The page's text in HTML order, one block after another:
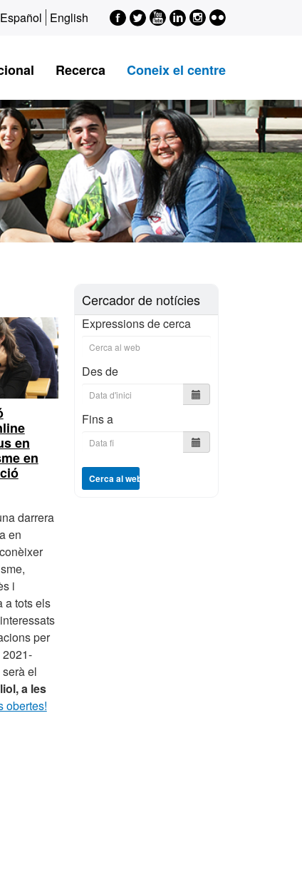
Español English Facebook
Twitter
Youtube
LinkedIn
Instagram
Flickr
Recerca Coneix el centre
Cercador de notícies
Expressions de cerca
Des de
Fins a
Cerca al web
en
en
darrera
en
i
a tots els
per
el
a les
obertes!